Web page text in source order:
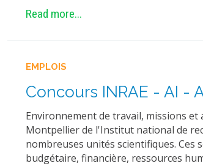
Read more...
EMPLOIS
Concours INRAE - AI -
Environnement de travail, missions et
Montpellier de l'Institut national de
nombreuses unités scientifiques. Ces
budgétaire, financière, ressources